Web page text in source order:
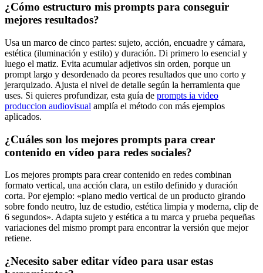
¿Cómo estructuro mis prompts para conseguir
mejores resultados?
Usa un marco de cinco partes: sujeto, acción, encuadre y cámara,
estética (iluminación y estilo) y duración. Di primero lo esencial y
luego el matiz. Evita acumular adjetivos sin orden, porque un
prompt largo y desordenado da peores resultados que uno corto y
jerarquizado. Ajusta el nivel de detalle según la herramienta que
uses. Si quieres profundizar, esta guía de prompts ia video
produccion audiovisual amplía el método con más ejemplos
aplicados.
¿Cuáles son los mejores prompts para crear
contenido en vídeo para redes sociales?
Los mejores prompts para crear contenido en redes combinan
formato vertical, una acción clara, un estilo definido y duración
corta. Por ejemplo: «plano medio vertical de un producto girando
sobre fondo neutro, luz de estudio, estética limpia y moderna, clip de
6 segundos». Adapta sujeto y estética a tu marca y prueba pequeñas
variaciones del mismo prompt para encontrar la versión que mejor
retiene.
¿Necesito saber editar vídeo para usar estas